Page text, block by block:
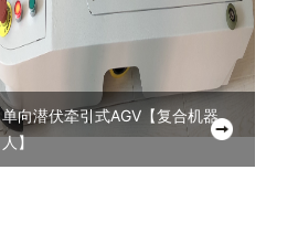
单向潜伏牵引式AGV【复合机器
人】